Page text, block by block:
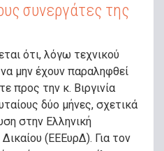
συνεργάτες της
ότι, λόγω τεχνικού
μην έχουν παραληφθεί
προς την κ. Βιργινία
δύο μήνες, σχετικά
στην Ελληνική
(ΕΕΕυρΔ). Για τον